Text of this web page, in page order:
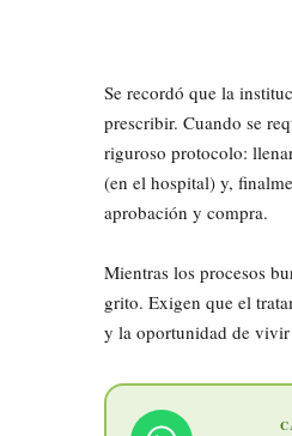
​Se recordó que la
prescribir. Cuando se
riguroso protocolo:
(en el hospital) y,
aprobación y compra.
​Mientras los procesos
grito. Exigen que el
y la oportunidad de vivir